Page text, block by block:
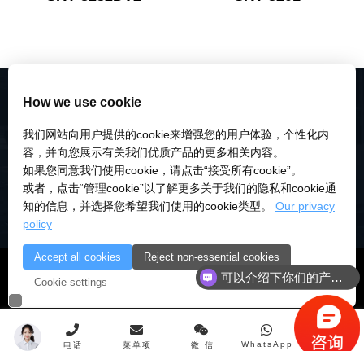
© 2018-2026 深圳市研伟科技有限公司 版权所有 |粤ICP备
18028922号-3
粤公安备：10000
How we use cookie
我们网站向用户提供的cookie来增强您的用户体验，个性化内
容，并向您展示有关我们优质产品的更多相关内容。
如果您同意我们使用cookie，请点击“接受所有cookie”。
或者，点击“管理cookie”以了解更多关于我们的隐私和cookie通
知的信息，并选择您希望我们使用的cookie类型。 Our privacy
policy
Accept all cookies Reject non-essential cookies
Cookie settings
电话 菜单项 微 信 WhatsApp 顶 部
可以介绍下你们的产品么